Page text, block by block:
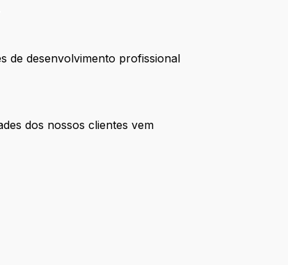
de desenvolvimento profissional
dos nossos clientes vem